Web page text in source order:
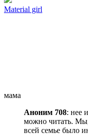
Material girl
мама
Аноним 708: нее
можно читать.
всей семье было